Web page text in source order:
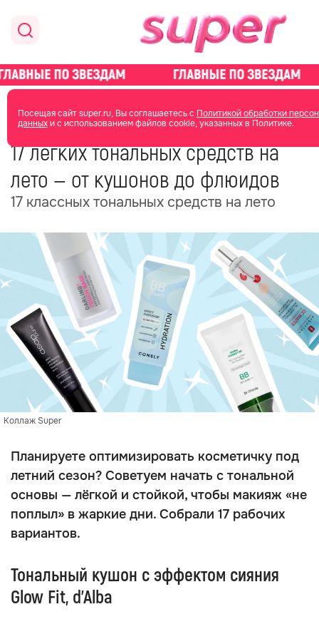
Посещая сайт super.ru, Вы соглашаетесь с Политикой обработки
данныхи с использованием файлов cookie, указанных в Политике.
главная красота макияж
17 лёгких тональных средств на
лето — от кушонов до флюидов
17 классных тональных средств на лето
Коллаж Super
Планируете оптимизировать косметичку под
летний сезон? Советуем начать с тональной
основы — лёгкой и стойкой, чтобы макияж «не
поплыл» в жаркие дни. Собрали 17 рабочих
вариантов.
Тональный кушон с эффектом сияния
Glow Fit, d’Alba